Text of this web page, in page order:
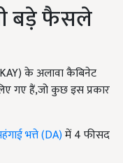
बड़े फैसले
के अलावा कैबिनेट
गए हैं,जो कुछ इस प्रकार
भत्ते (DA)में 4 फीसद